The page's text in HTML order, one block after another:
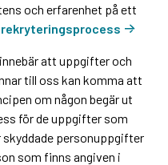
och erfarenhet på ett
rekryteringsprocess
att uppgifter och
till oss kan komma att
om någon begär ut
för de uppgifter som
skyddade personuppgifter
som finns angiven i